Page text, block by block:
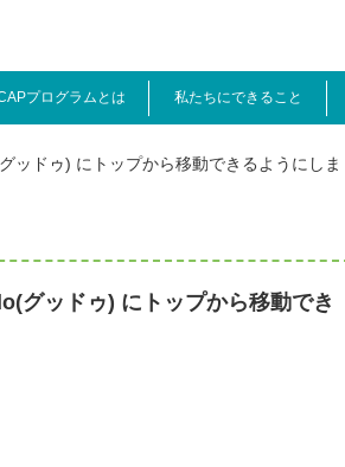
プログラムとは 私たちにできること
ッドゥ) にトップから移動できるようにしま
グッドゥ) にトップから移動でき